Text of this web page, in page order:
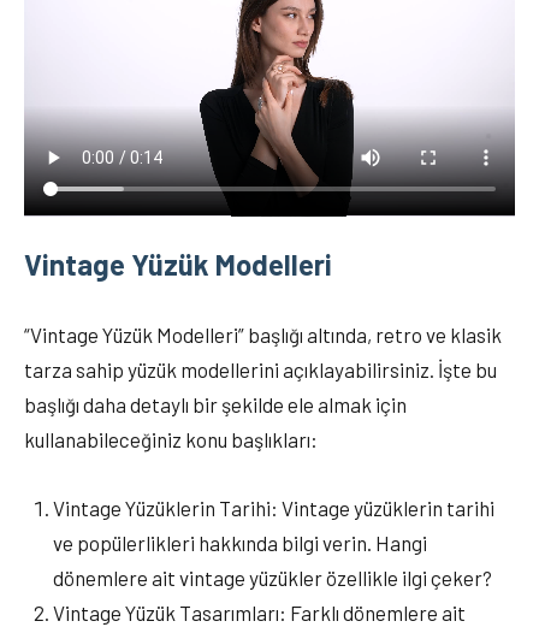
Vintage Yüzük Modelleri
“Vintage Yüzük Modelleri” başlığı altında, retro ve klasik
tarza sahip yüzük modellerini açıklayabilirsiniz. İşte bu
başlığı daha detaylı bir şekilde ele almak için
kullanabileceğiniz konu başlıkları:
Vintage Yüzüklerin Tarihi: Vintage yüzüklerin tarihi
ve popülerlikleri hakkında bilgi verin. Hangi
dönemlere ait vintage yüzükler özellikle ilgi çeker?
Vintage Yüzük Tasarımları: Farklı dönemlere ait